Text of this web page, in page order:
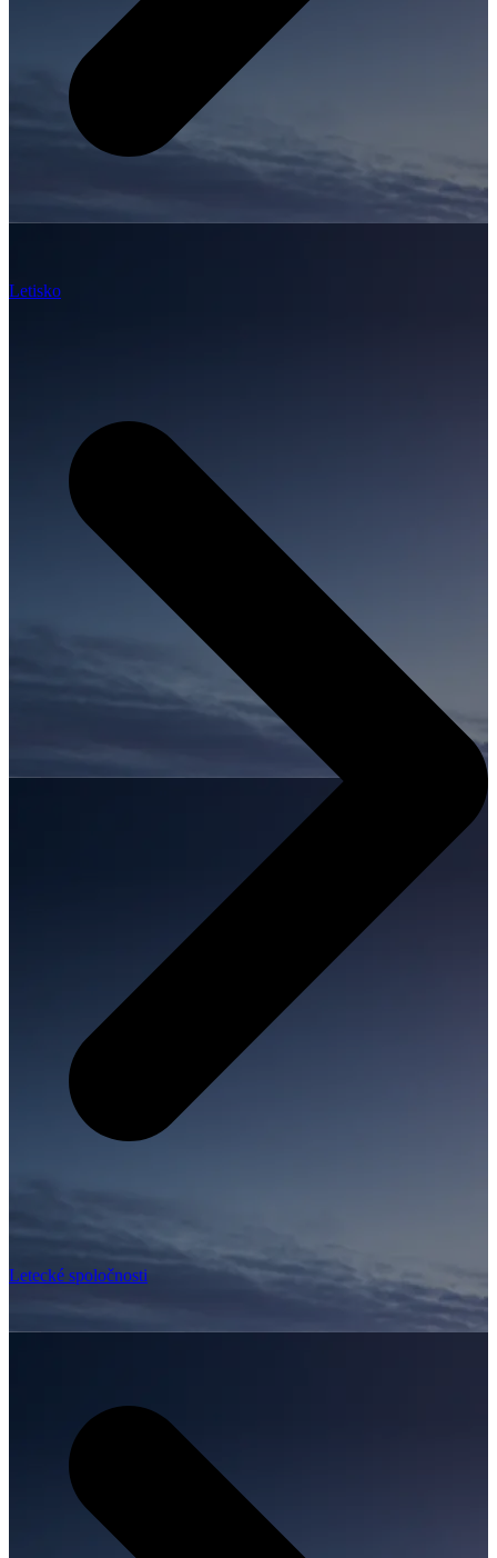
Letisko
Letecké spoločnosti